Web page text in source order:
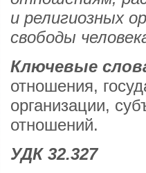
и религиозных
свободы
Ключевые
отношения,
организации,
отношений.
УДК 32.327